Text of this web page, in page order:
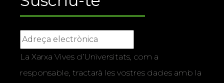
La Xarxa Vives d’Universitats, com a
responsable, tractarà les vostres dades amb la